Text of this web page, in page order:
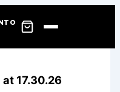
17.30.26